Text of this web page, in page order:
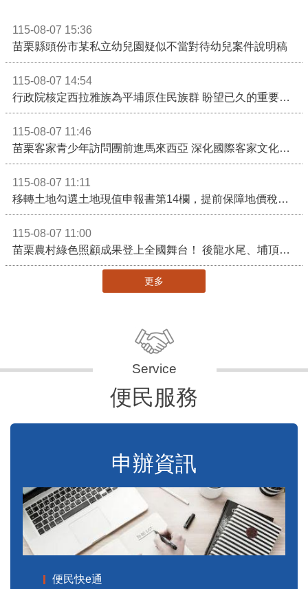
115-08-07 15:36
苗栗縣頭份市某私立幼兒園疑似不當對待幼兒案件說明稿
115-08-07 14:54
行政院核定西拉雅族為平埔原住民族群 盼望已久的重要時刻到來！8月13日起受理民族成員名冊登記
115-08-07 11:46
苗栗客家青少年訪問團前進馬來西亞 深化國際客家文化交流
115-08-07 11:11
移轉土地勾選土地現值申報書第14欄，提前保障地價稅節稅權益
115-08-07 11:00
苗栗農村綠色照顧成果登上全國舞台！ 後龍水尾、埔頂社區前進2026高齡健康產業博覽會
更多
便民服務
申辦資訊
便民快e通